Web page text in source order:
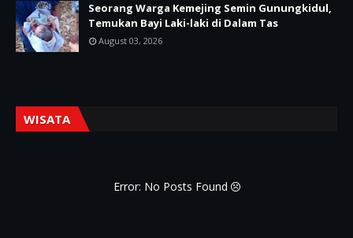
Seorang Warga Kemejing Semin Gunungkidul,
Temukan Bayi Laki-laki di Dalam Tas
August 03, 2026
WISATA
Error: No Posts Found